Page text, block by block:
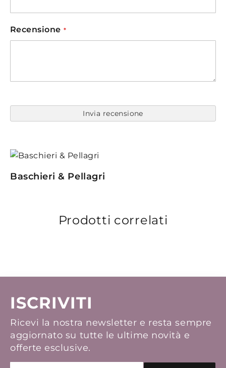
Recensione
Invia recensione
Baschieri & Pellagri
Prodotti correlati
ISCRIVITI
Ricevi la nostra newsletter e resta sempre
aggiornato su tutte le ultime novità e
offerte esclusive.